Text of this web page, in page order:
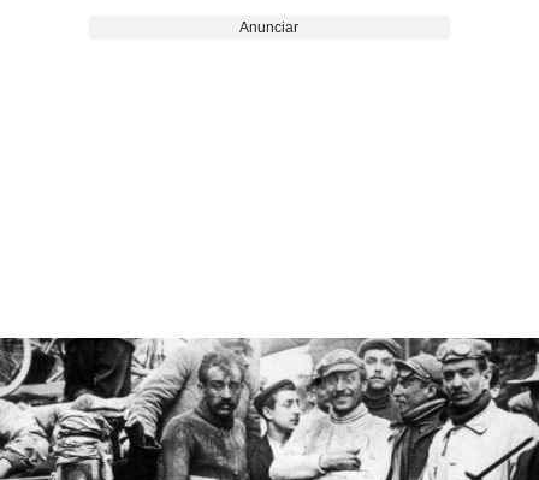
Anunciar